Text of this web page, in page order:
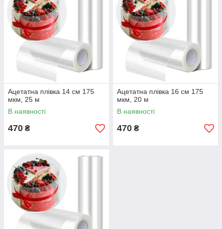
Ацетатна плівка 14 см 175
мкм, 25 м
В наявності
470 ₴
Ацетатна плівка 16 см 175
мкм, 20 м
В наявності
470 ₴